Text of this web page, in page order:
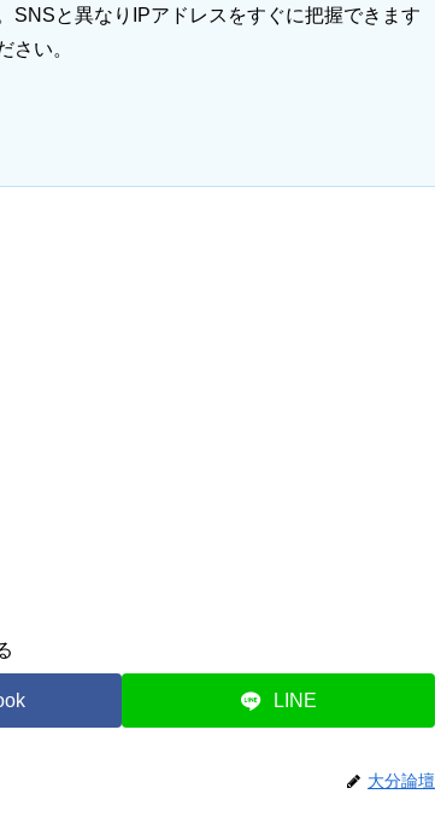
SNSと異なりIPアドレスをすぐに把握できます
さい。
LINE
大分論壇